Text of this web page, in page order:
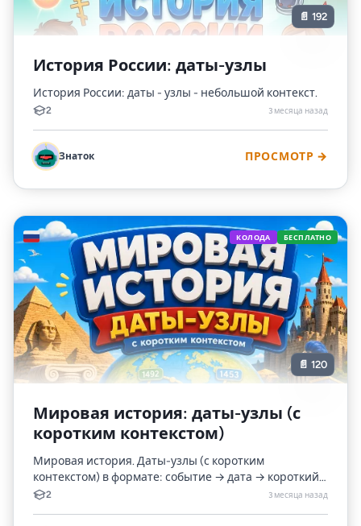
📄 192
История России: даты-узлы
История России: даты - узлы - небольшой контекст.
2 3 месяца назад
Знаток ПРОСМОТР →
🇷🇺 КОЛОДА БЕСПЛАТНО
📄 120
Мировая история: даты-узлы (с
коротким контекстом)
Мировая история. Даты-узлы (с коротким
контекстом) в формате: событие → дата → короткий
контекст
2 3 месяца назад